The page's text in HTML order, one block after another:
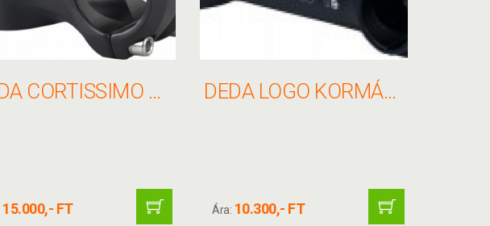
DEDA CORTISSIMO KORMÁNYFEJ 31.7X45MM FEKETE
15.000,- FT
DEDA LOGO KORMÁNYFEJ 26X80MM 82 FEKETE(V.NYAK 11/8)
Ára: 10.300,- FT